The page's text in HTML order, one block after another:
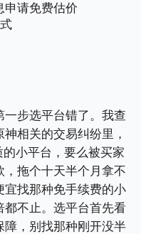
申请免费估价
步选平台错了。我查
相关的交易纠纷里，
小平台，要么被买家
拖个十天半个月拿不
找那种免手续费的小
不止。选平台首先看
，别找那种刚开没半